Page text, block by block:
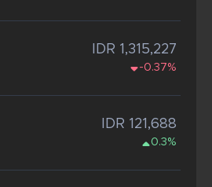
IDR 1,315,227
-0.37%
IDR 121,688
0.3%